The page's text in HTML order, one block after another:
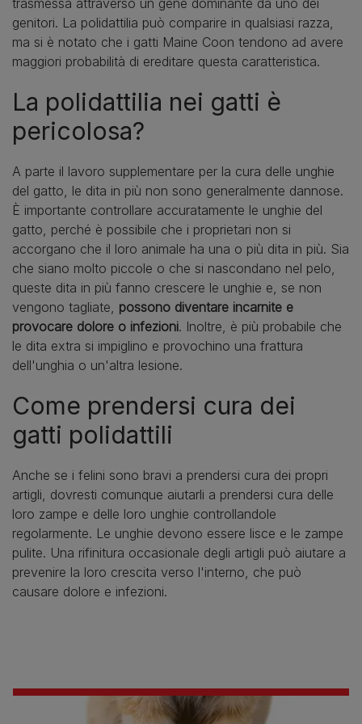
genitori. La polidattilia può comparire in qualsiasi razza,
ma si è notato che i gatti Maine Coon tendono ad avere
maggiori probabilità di ereditare questa caratteristica.
La polidattilia nei gatti è
pericolosa?
A parte il lavoro supplementare per la cura delle unghie
del gatto, le dita in più non sono generalmente dannose.
È importante controllare accuratamente le unghie del
gatto, perché è possibile che i proprietari non si
accorgano che il loro animale ha una o più dita in più. Sia
che siano molto piccole o che si nascondano nel pelo,
queste dita in più fanno crescere le unghie e, se non
vengono tagliate, possono diventare incarnite e
provocare dolore o infezioni. Inoltre, è più probabile che
le dita extra si impiglino e provochino una frattura
dell'unghia o un'altra lesione.
Come prendersi cura dei
gatti polidattili
Anche se i felini sono bravi a prendersi cura dei propri
artigli, dovresti comunque aiutarli a prendersi cura delle
loro zampe e delle loro unghie controllandole
regolarmente. Le unghie devono essere lisce e le zampe
pulite. Una rifinitura occasionale degli artigli può aiutare a
prevenire la loro crescita verso l'interno, che può
causare dolore e infezioni.